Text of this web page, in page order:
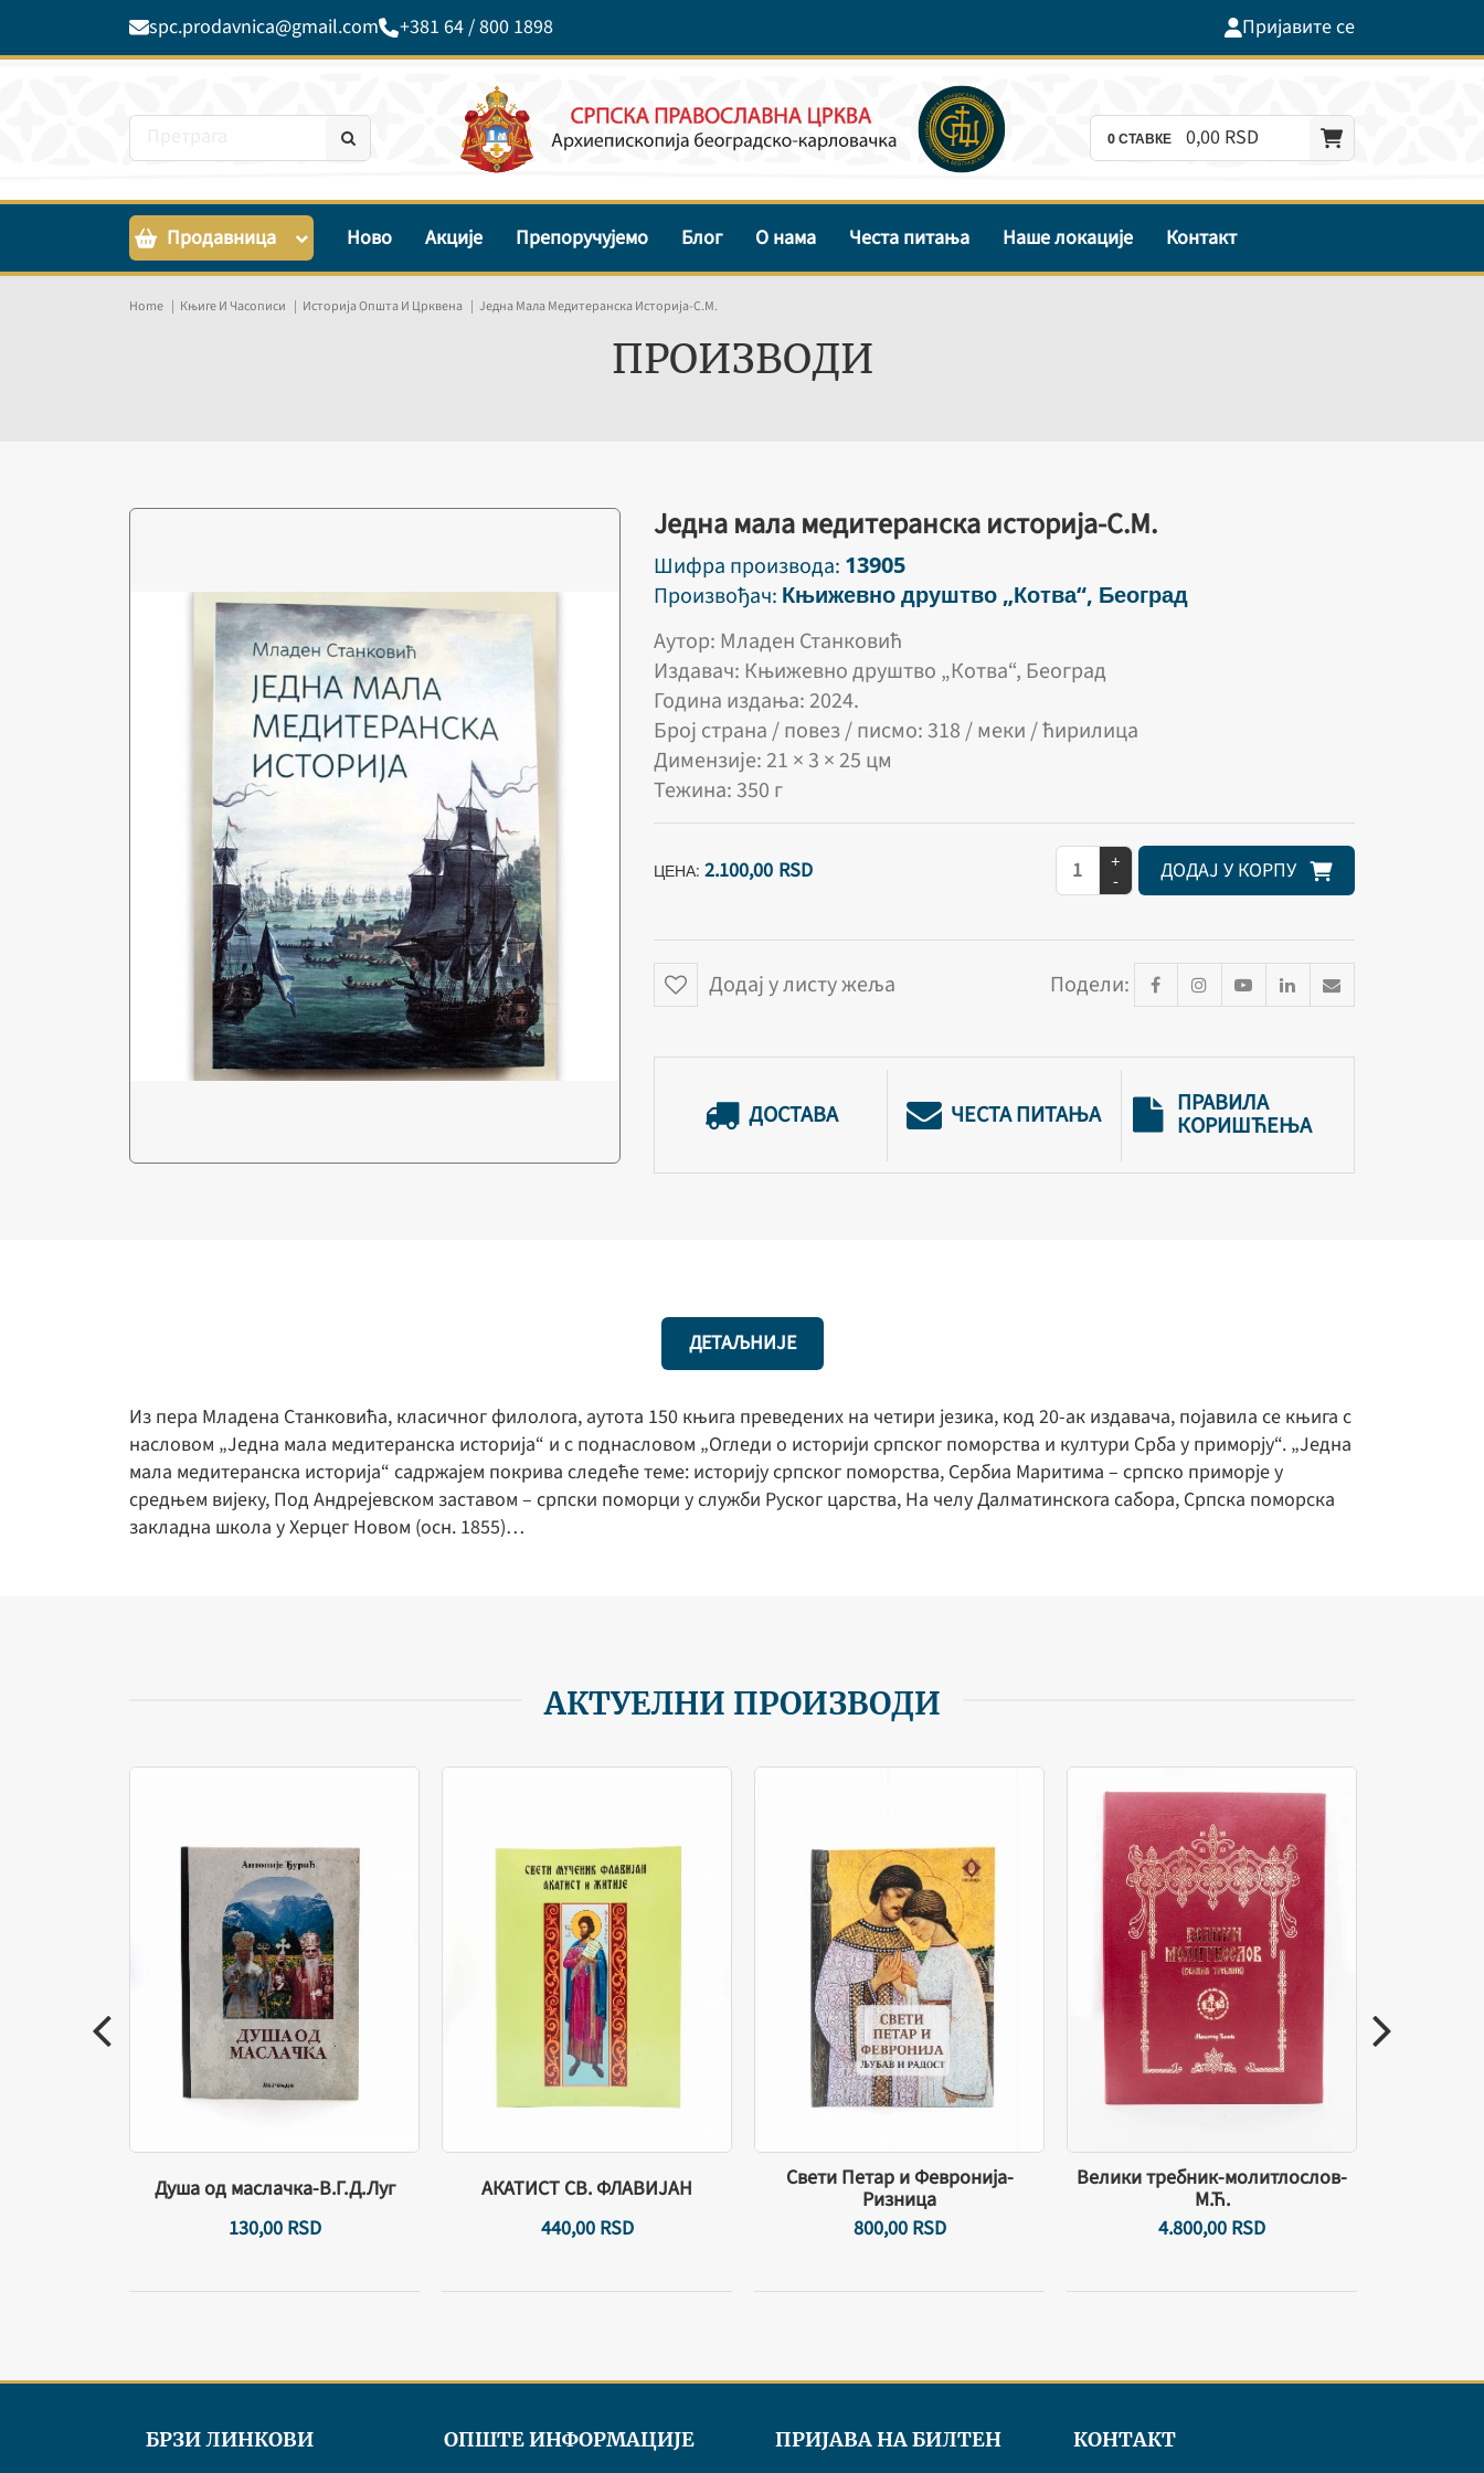
spc.prodavnica@gmail.com +381 64 / 800 1898 Пријавите се
0СТАВКЕ 0,00 RSD
Продавница Ново Акције Препоручујемо Блог О нама Честа питања Наше локације Контакт
Home Књиге И Часописи Историја Општа И Црквена Једна Мала Медитеранска Историја-С.М.
ПРОИЗВОДИ
Једна мала медитеранска историја-С.М.
Шифра производа: 13905
Произвођач: Књижевно друштво „Котва“, Београд
Аутор: Младен Станковић
Издавач: Књижевно друштво „Котва“, Београд
Година издања: 2024.
Број страна / повез / писмо: 318 / меки / ћирилица
Димензије: 21 × 3 × 25 цм
Тежина: 350 г
ЦЕНА: 2.100,00 RSD
+
-
Додај у листу жеља Подели:
ДОСТАВА ЧЕСТА ПИТАЊА ПРАВИЛА
КОРИШЋЕЊА
ДЕТАЉНИЈЕ
Из пера Младена Станковића, класичног филолога, аутота 150 књига преведених на четири језика, код 20-ак издавача, појавила се књига с
насловом „Једна мала медитеранска историја“ и с поднасловом „Огледи о историји српског поморства и култури Срба у приморју“. „Једна
мала медитеранска историја“ садржајем покрива следеће теме: историју српског поморства, Сербиа Маритима – српско приморје у
средњем вијеку, Под Андрејевском заставом – српски поморци у служби Руског царства, На челу Далматинскога сабора, Српска поморска
закладна школа у Херцег Новом (осн. 1855)…
АКТУЕЛНИ ПРОИЗВОДИ
Душа од маслачка-В.Г.Д.Луг
130,00 RSD
АКАТИСТ СВ. ФЛАВИЈАН
440,00 RSD
Свети Петар и Февронија-
Ризница
800,00 RSD
Велики требник-молитлослов-
М.Ћ.
4.800,00 RSD
БРЗИ ЛИНКОВИ ОПШТЕ ИНФОРМАЦИЈЕ ПРИЈАВА НА БИЛТЕН КОНТАКТ